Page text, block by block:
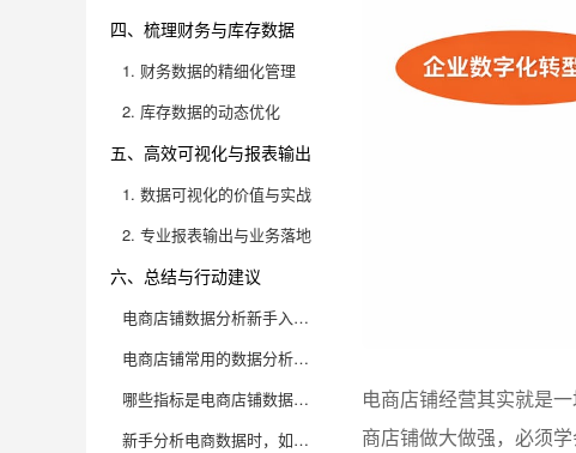
四、梳理财务与库存数据
1. 财务数据的精细化管理
2. 库存数据的动态优化
五、高效可视化与报表输出
1. 数据可视化的价值与实战
2. 专业报表输出与业务落地
六、总结与行动建议
电商店铺数据分析新手入门的 5 个步骤具体有哪些？每一步怎么做才有效？
电商店铺常用的数据分析工具有哪些？不同规模企业应该怎么选？
哪些指标是电商店铺数据分析必须重点关注的？如何判断指标是否合理？
新手分析电商数据时，如何避免常见的误区和陷阱？
电商店铺经营其实就是
商店铺做大做强，必须